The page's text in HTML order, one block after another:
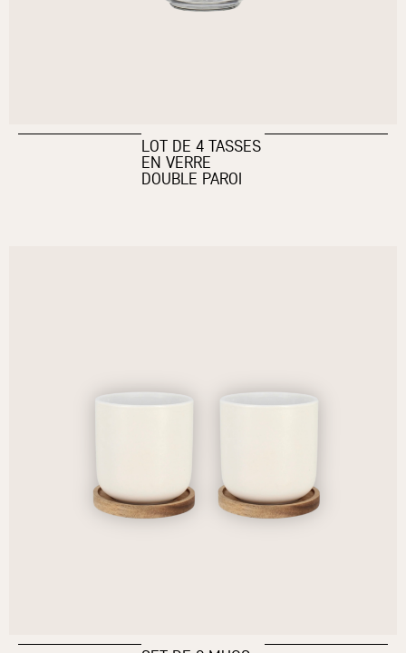
LOT DE 4 TASSES
EN VERRE
DOUBLE PAROI